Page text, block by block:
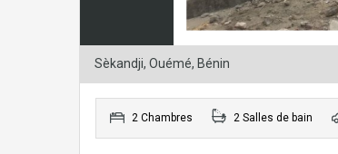
Sèkandji, Ouémé, Bénin
2 Chambres 2 Salles de bain